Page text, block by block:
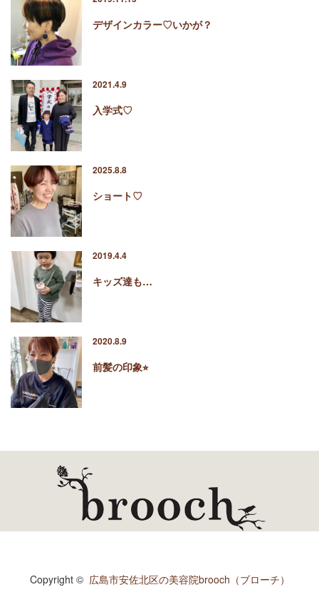
デザインカラー♡いかが？
2021.4.9
入学式♡
2025.8.8
ショート♡
2019.4.4
キッズ達も…
2020.8.9
前髪の印象⭐︎
Copyright © 広島市安佐北区の美容院brooch（ブローチ）